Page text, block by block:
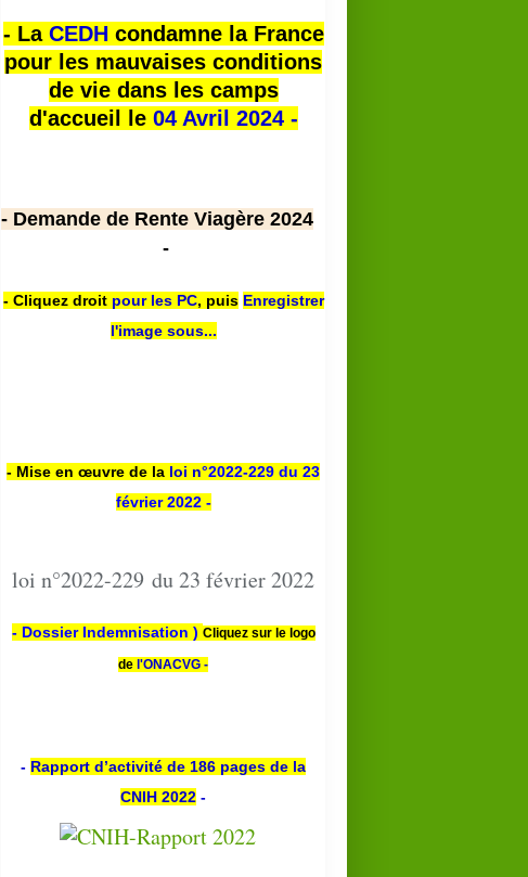
- La CEDHcondamne la France
pour les mauvaises conditions
de vie dans les camps
d'accueil le 04 Avril 2024 -
- Demande de Rente Viagère 2024
-
- Cliquez droit pour les PC, puis Enregistrer
l'image sous...
- Mise en œuvre de la loi n°2022-229 du 23
février 2022 -
loi n°2022-229 du 23 février 2022
- Dossier Indemnisation ) Cliquez sur le logo
de l'ONACVG -
- Rapport d’activité de 186 pages de la
CNIH 2022 -